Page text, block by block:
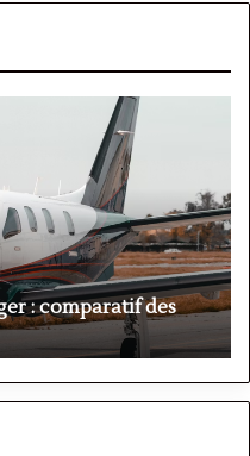
: comparatif des